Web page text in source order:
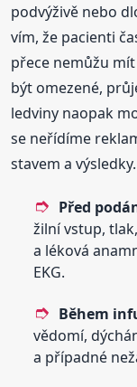
podvýživě nebo
vím, že pacienti
přece nemůžu
být omezené,
ledviny naopak
se neřídíme
stavem a výsledky.
Před
žilní vstup,
a léková
EKG.
Během
vědomí,
a případné